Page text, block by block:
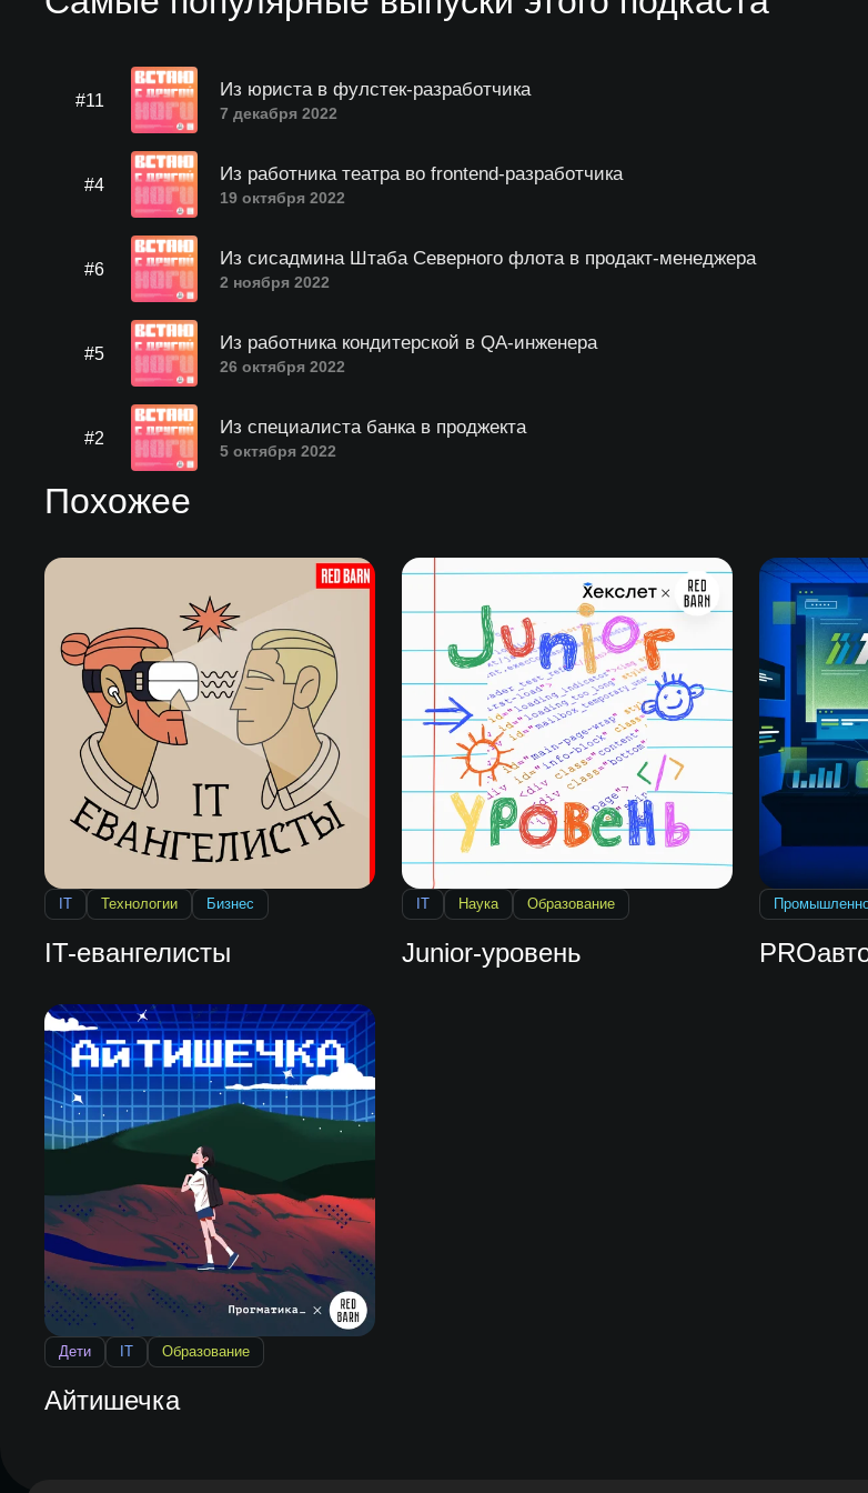
#11
Из юриста в фулстек-разработчика
7 декабря 2022
#4
Из работника театра во frontend-разработчика
19 октября 2022
#6
Из сисадмина Штаба Северного флота в продакт-менеджера
2 ноября 2022
#5
Из работника кондитерской в QA-инженера
26 октября 2022
#2
Из специалиста банка в проджекта
5 октября 2022
Похожее
IT Технологии Бизнес
IT-евангелисты
IT Наука Образование
Junior-уровень
Дети IT Образование
Айтишечка